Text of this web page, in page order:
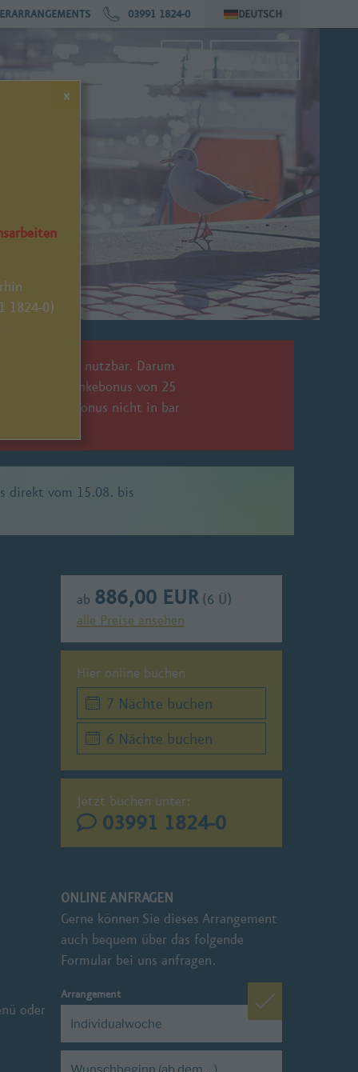
03991 1824-0 DEUTSCH
nicht nutzbar. Darum
einen Getränkebonus von 25
Getränkebonus nicht in bar
direkt vom 15.08. bis
ab 886,00 EUR(6 Ü)
alle Preise ansehen
Hier online buchen
7 Nächte buchen
6 Nächte buchen
Jetzt buchen unter:
03991 1824-0
oder
ONLINE ANFRAGEN
Gerne können Sie dieses Arrangement
auch bequem über das folgende
Formular bei uns anfragen.
Arrangement
1824-0)
x